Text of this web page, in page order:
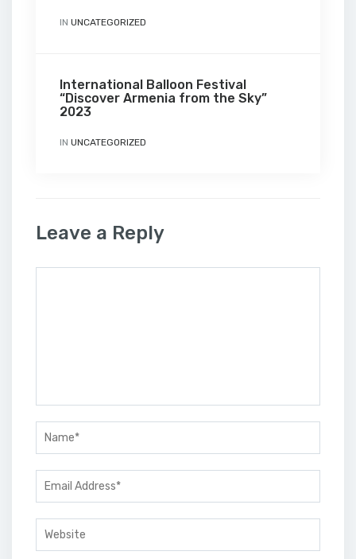
IN UNCATEGORIZED
International Balloon Festival
“Discover Armenia from the Sky”
2023
IN UNCATEGORIZED
Leave a Reply